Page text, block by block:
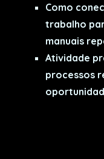
Como
trabalho
manuais
Atividade
processos